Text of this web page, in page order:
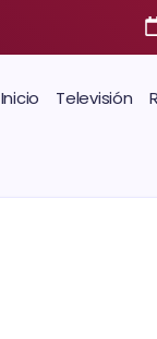
Inicio Televisión